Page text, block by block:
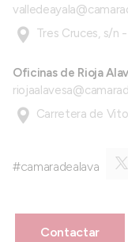
Tres Cruces, s/n
Oficinas de Rioja
Carretera de
#camaradealava
Contactar